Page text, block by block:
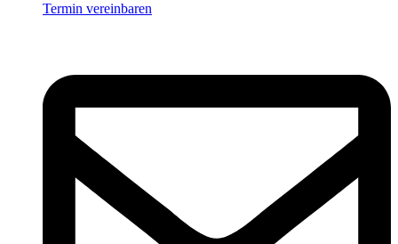
Termin vereinbaren